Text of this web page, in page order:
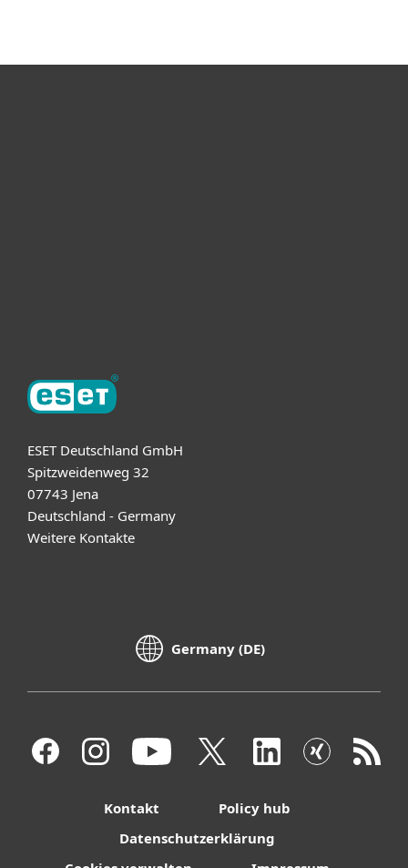
ESET Deutschland GmbH
Spitzweidenweg 32
07743 Jena
Deutschland - Germany
Weitere Kontakte
Germany (DE)
Kontakt
Policy hub
Datenschutzerklärung